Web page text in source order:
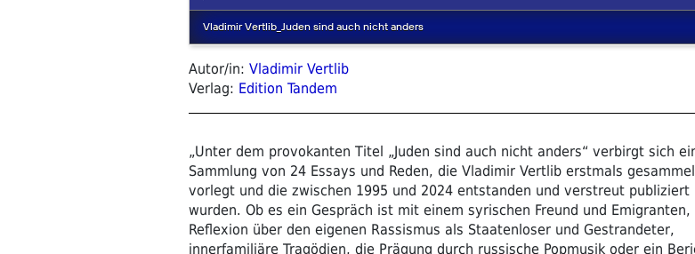
Autor/in: Vladimir Vertlib
Verlag: Edition Tandem
„Unter dem provokanten Titel „Juden sind auch nicht anders“ verbirgt sich
Sammlung von 24 Essays und Reden, die Vladimir Vertlib erstmals
vorlegt und die zwischen 1995 und 2024 entstanden und verstreut publiziert
wurden. Ob es ein Gespräch ist mit einem syrischen Freund und Emigranten,
Reflexion über den eigenen Rassismus als Staatenloser und Gestrandeter,
innerfamiliäre Tragödien, die Prägung durch russische Popmusik oder ein